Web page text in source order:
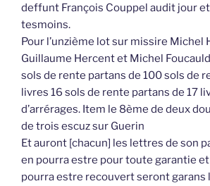
deffunt François Couppel audit jour
tesmoins.
Pour l’unzième lot sur missire Michel
Guillaume Hercent et Michel
sols de rente partans de 100 sols de
livres 16 sols de rente partans de 17
d’arrérages. Item le 8ème de deux
de trois escuz sur Guerin
Et auront [chacun] les lettres de son
en pourra estre pour toute garantie et
pourra estre recouvert seront garans